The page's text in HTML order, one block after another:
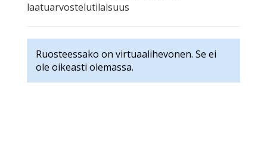
laatuarvostelutilaisuus
Ruosteessako on virtuaalihevonen. Se ei
ole oikeasti olemassa.